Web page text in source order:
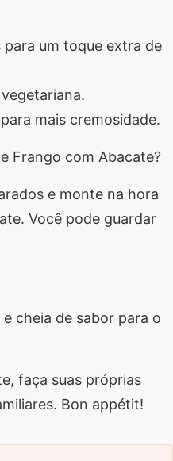
um toque extra de
mais cremosidade.
Frango com Abacate?
e monte na hora
Você pode guardar
cheia de sabor para o
faça suas próprias
Bon appétit!